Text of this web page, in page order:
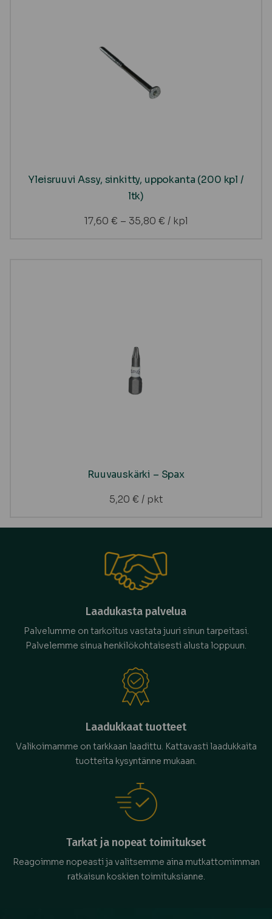
Yleisruuvi Assy, sinkitty, uppokanta (200 kpl /
ltk)
17,60 € – 35,80 € / kpl
Ruuvauskärki – Spax
5,20 € / pkt
Laadukasta palvelua
Palvelumme on tarkoitus vastata juuri sinun tarpeitasi.
Palvelemme sinua henkilökohtaisesti alusta loppuun.
Laadukkaat tuotteet
Valikoimamme on tarkkaan laadittu. Kattavasti laadukkaita
tuotteita kysyntänne mukaan.
Tarkat ja nopeat toimitukset
Reagoimme nopeasti ja valitsemme aina mutkattomimman
ratkaisun koskien toimituksianne.